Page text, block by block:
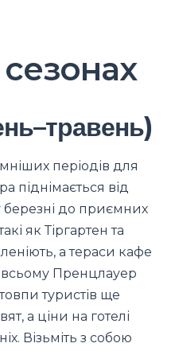
періодів для
піднімається від
до приємних
як Тіргартен та
а тераси кафе
Пренцлауер
туристів ще
а ціни на готелі
Візьміть з собою